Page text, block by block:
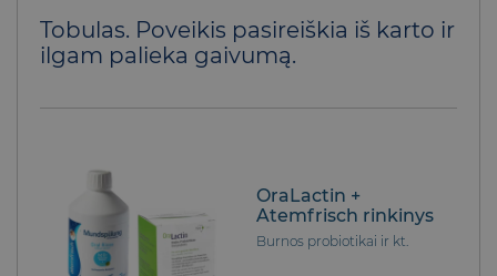
5iš 5
Tobulas. Poveikis pasireiškia iš karto ir
ilgam palieka gaivumą.
OraLactin +
Atemfrisch rinkinys
Burnos probiotikai ir kt.